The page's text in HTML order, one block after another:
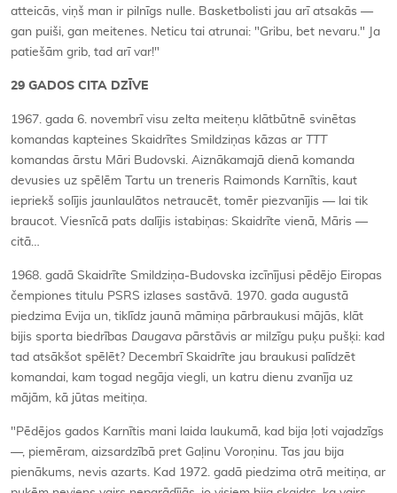
atteicās, viņš man ir pilnīgs nulle. Basketbolisti jau arī atsakās —
gan puiši, gan meitenes. Neticu tai atrunai: "Gribu, bet nevaru." Ja
patiešām grib, tad arī var!"
29 GADOS CITA DZĪVE
1967. gada 6. novembrī visu zelta meiteņu klātbūtnē svinētas
komandas kapteines Skaidrītes Smildziņas kāzas ar TTT
komandas ārstu Māri Budovski. Aiznākamajā dienā komanda
devusies uz spēlēm Tartu un treneris Raimonds Karnītis, kaut
iepriekš solījis jaunlaulātos netraucēt, tomēr piezvanījis — lai tik
braucot. Viesnīcā pats dalījis istabiņas: Skaidrīte vienā, Māris —
citā…
1968. gadā Skaidrīte Smildziņa-Budovska izcīnījusi pēdējo Eiropas
čempiones titulu PSRS izlases sastāvā. 1970. gada augustā
piedzima Evija un, tiklīdz jaunā māmiņa pārbraukusi mājās, klāt
bijis sporta biedrības Daugava pārstāvis ar milzīgu puķu pušķi: kad
tad atsākšot spēlēt? Decembrī Skaidrīte jau braukusi palīdzēt
komandai, kam togad negāja viegli, un katru dienu zvanīja uz
mājām, kā jūtas meitiņa.
"Pēdējos gados Karnītis mani laida laukumā, kad bija ļoti vajadzīgs
—, piemēram, aizsardzībā pret Gaļinu Voroņinu. Tas jau bija
pienākums, nevis azarts. Kad 1972. gadā piedzima otrā meitiņa, ar